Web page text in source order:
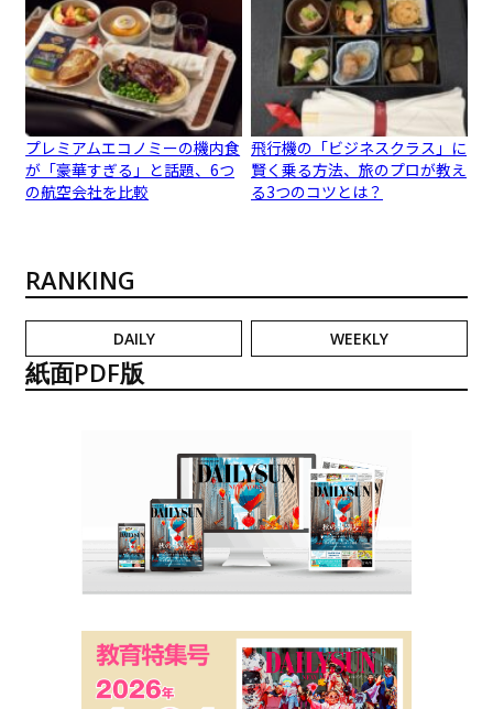
プレミアムエコノミーの機内食
が「豪華すぎる」と話題、6つ
の航空会社を比較
飛行機の「ビジネスクラス」に
賢く乗る方法、旅のプロが教え
る3つのコツとは？
RANKING
DAILY WEEKLY
紙面PDF版